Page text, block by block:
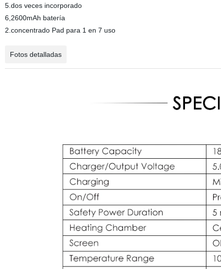
5.dos veces incorporado
6,2600mAh batería
2.concentrado Pad para 1 en 7 uso
Fotos detalladas